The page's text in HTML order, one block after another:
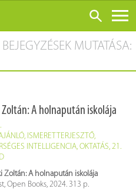
MUTATÁSA:
A holnapután iskolája
, ISMERETTERJESZTŐ,
INTELLIGENCIA, OKTATÁS, 21.
Zoltán: A holnapután iskolája
Open Books, 2024. 313 p.